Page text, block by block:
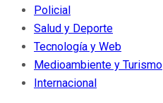
Policial
Salud y Deporte
Tecnología y Web
Medioambiente y Turismo
Internacional